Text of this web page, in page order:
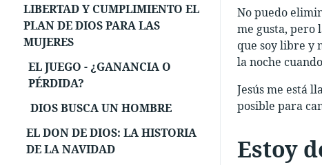
LIBERTAD Y CUMPLIMIENTO EL
PLAN DE DIOS PARA LAS
MUJERES
EL JUEGO - ¿GANANCIA O
PÉRDIDA?
DIOS BUSCA UN HOMBRE
EL DON DE DIOS: LA HISTORIA
DE LA NAVIDAD
No puedo
me gusta, pero
que soy libre y
la noche
Jesús me está
posible para
Estoy